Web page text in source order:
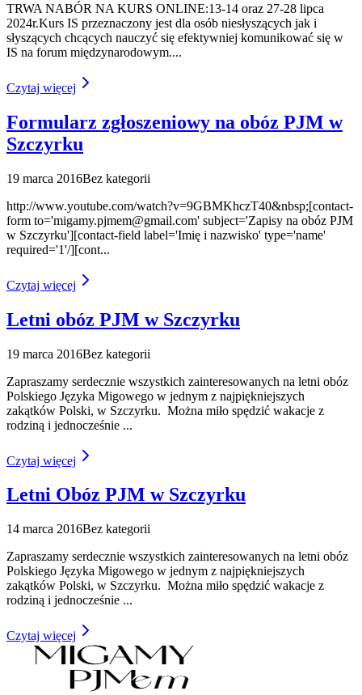
TRWA NABÓR NA KURS ONLINE:13-14 oraz 27-28 lipca
2024r.Kurs IS przeznaczony jest dla osób niesłyszących jak i
słyszących chcących nauczyć się efektywniej komunikować się w
IS na forum międzynarodowym....
Czytaj więcej
Formularz zgłoszeniowy na obóz PJM w
Szczyrku
19 marca 2016Bez kategorii
http://www.youtube.com/watch?v=9GBMKhczT40&nbsp;[contact-
form to='migamy.pjmem@gmail.com' subject='Zapisy na obóz PJM
w Szczyrku'][contact-field label='Imię i nazwisko' type='name'
required='1'/][cont...
Czytaj więcej
Letni obóz PJM w Szczyrku
19 marca 2016Bez kategorii
Zapraszamy serdecznie wszystkich zainteresowanych na letni obóz
Polskiego Języka Migowego w jednym z najpiękniejszych
zakątków Polski, w Szczyrku. Można miło spędzić wakacje z
rodziną i jednocześnie ...
Czytaj więcej
Letni Obóz PJM w Szczyrku
14 marca 2016Bez kategorii
Zapraszamy serdecznie wszystkich zainteresowanych na letni obóz
Polskiego Języka Migowego w jednym z najpiękniejszych
zakątków Polski, w Szczyrku. Można miło spędzić wakacje z
rodziną i jednocześnie ...
Czytaj więcej